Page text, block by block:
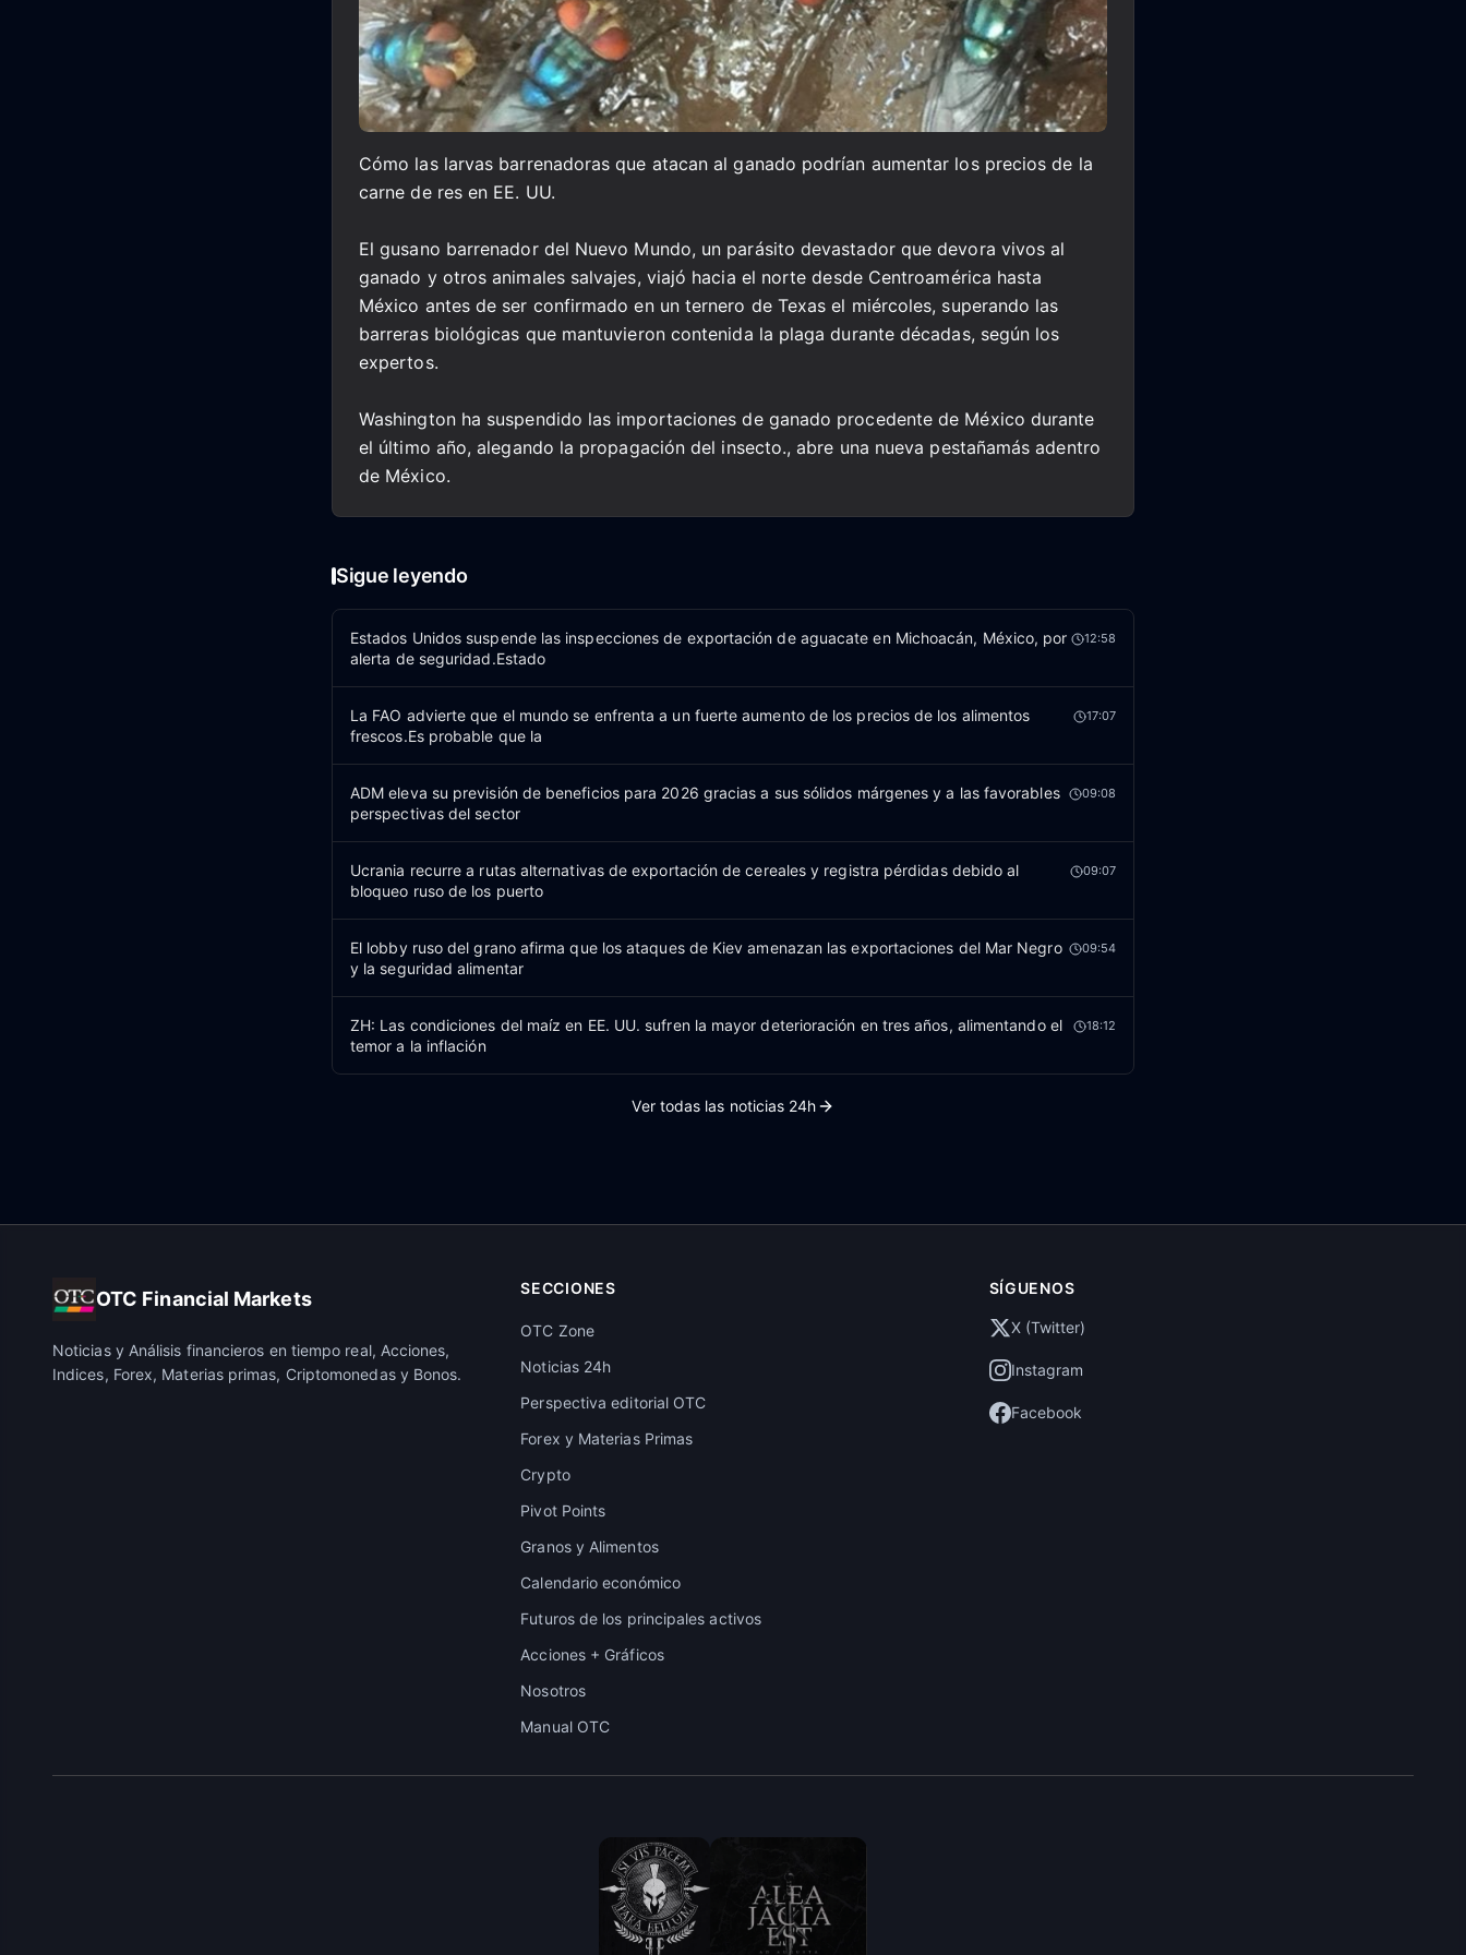
Cómo las larvas barrenadoras que atacan al ganado podrían aumentar los precios de la
carne de res en EE. UU.
El gusano barrenador del Nuevo Mundo, un parásito devastador que devora vivos al
ganado y otros animales salvajes, viajó hacia el norte desde Centroamérica hasta
México antes de ser confirmado en un ternero de Texas el miércoles, superando las
barreras biológicas que mantuvieron contenida la plaga durante décadas, según los
expertos.
Washington ha suspendido las importaciones de ganado procedente de México durante
el último año, alegando la propagación del insecto., abre una nueva pestañamás adentro
de México.
Sigue leyendo
Estados Unidos suspende las inspecciones de exportación de aguacate en Michoacán, México, por
alerta de seguridad.Estado
12:58
La FAO advierte que el mundo se enfrenta a un fuerte aumento de los precios de los alimentos
frescos.Es probable que la
17:07
ADM eleva su previsión de beneficios para 2026 gracias a sus sólidos márgenes y a las favorables
perspectivas del sector
09:08
Ucrania recurre a rutas alternativas de exportación de cereales y registra pérdidas debido al
bloqueo ruso de los puerto
09:07
El lobby ruso del grano afirma que los ataques de Kiev amenazan las exportaciones del Mar Negro
y la seguridad alimentar
09:54
ZH: Las condiciones del maíz en EE. UU. sufren la mayor deterioración en tres años, alimentando el
temor a la inflación
18:12
Ver todas las noticias 24h
OTC Financial Markets
Noticias y Análisis financieros en tiempo real, Acciones,
Indices, Forex, Materias primas, Criptomonedas y Bonos.
SECCIONES
OTC Zone
Noticias 24h
Perspectiva editorial OTC
Forex y Materias Primas
Crypto
Pivot Points
Granos y Alimentos
Calendario económico
Futuros de los principales activos
Acciones + Gráficos
Nosotros
Manual OTC
SÍGUENOS
X (Twitter)
Instagram
Facebook